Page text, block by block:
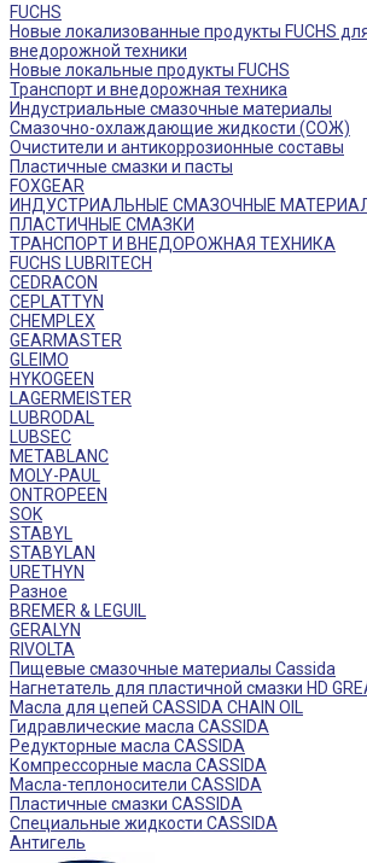
FUCHS
Новые локализованные продукты FUCHS
внедорожной техники
Новые локальные продукты FUCHS
Транспорт и внедорожная техника
Индустриальные смазочные материалы
Смазочно-охлаждающие жидкости (СОЖ)
Очистители и антикоррозионные составы
Пластичные смазки и пасты
FOXGEAR
ИНДУСТРИАЛЬНЫЕ СМАЗОЧНЫЕ
ПЛАСТИЧНЫЕ СМАЗКИ
ТРАНСПОРТ И ВНЕДОРОЖНАЯ ТЕХНИКА
FUCHS LUBRITECH
CEDRACON
CEPLATTYN
CHEMPLEX
GEARMASTER
GLEIMO
HYKOGEEN
LAGERMEISTER
LUBRODAL
LUBSEC
METABLANC
MOLY-PAUL
ONTROPEEN
SOK
STABYL
STABYLAN
URETHYN
Разное
BREMER & LEGUIL
GERALYN
RIVOLTA
Пищевые смазочные материалы Cassida
Нагнетатель для пластичной смазки HD
Масла для цепей CASSIDA CHAIN OIL
Гидравлические масла CASSIDA
Редукторные масла CASSIDA
Компрессорные масла CASSIDA
Масла-теплоносители CASSIDA
Пластичные смазки CASSIDA
Специальные жидкости CASSIDA
Антигель